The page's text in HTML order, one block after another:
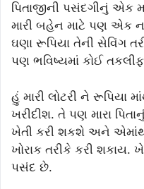
પિતાજીની પસંદગીનું એક
મારી બહેન માટે પણ એક
ઘણા રૂપિયા તેની સેવિંગ
પણ ભવિષ્યમાં કોઈ
હું મારી લોટરી ને રૂપિયા
ખરીદીશ. તે પણ મારા
ખેતી કરી શકશે અને
ખોરાક તરીકે કરી શકાય.
પસંદ છે.